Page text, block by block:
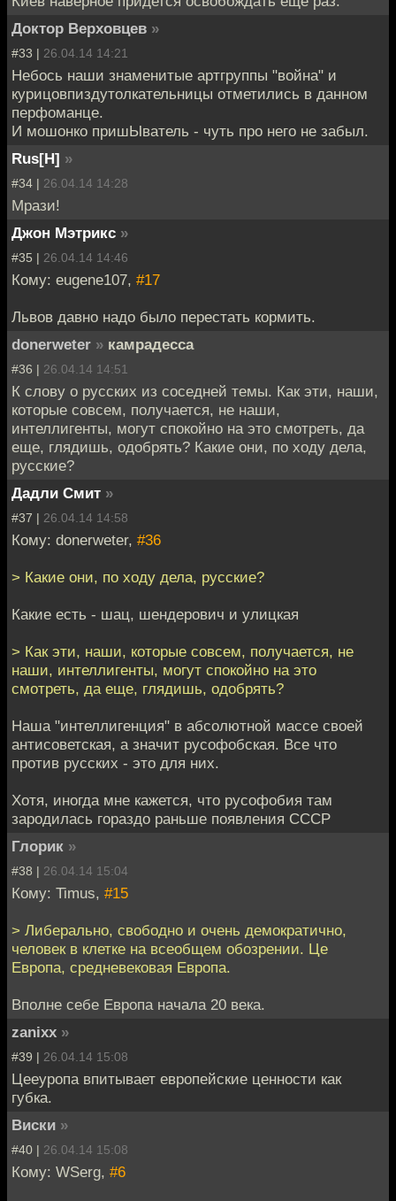
Доктор Верховцев »
#33 | 26.04.14 14:21
Небось наши знаменитые артгруппы "война" и
курицовпиздутолкательницы отметились в данном
перфоманце.
И мошонко пришЫватель - чуть про него не забыл.
Rus[H] »
#34 | 26.04.14 14:28
Мрази!
Джон Мэтрикс »
#35 | 26.04.14 14:46
Кому: eugene107, #17
Львов давно надо было перестать кормить.
donerweter » камрадесса
#36 | 26.04.14 14:51
К слову о русских из соседней темы. Как эти, наши,
которые совсем, получается, не наши,
интеллигенты, могут спокойно на это смотреть, да
еще, глядишь, одобрять? Какие они, по ходу дела,
русские?
Дадли Смит »
#37 | 26.04.14 14:58
Кому: donerweter, #36
> Какие они, по ходу дела, русские?
Какие есть - шац, шендерович и улицкая
> Как эти, наши, которые совсем, получается, не
наши, интеллигенты, могут спокойно на это
смотреть, да еще, глядишь, одобрять?
Наша "интеллигенция" в абсолютной массе своей
антисоветская, а значит русофобская. Все что
против русских - это для них.
Хотя, иногда мне кажется, что русофобия там
зародилась гораздо раньше появления СССР
Глорик »
#38 | 26.04.14 15:04
Кому: Timus, #15
> Либерально, свободно и очень демократично,
человек в клетке на всеобщем обозрении. Це
Европа, средневековая Европа.
Вполне себе Европа начала 20 века.
zanixx »
#39 | 26.04.14 15:08
Цееуропа впитывает европейские ценности как
губка.
Виски »
#40 | 26.04.14 15:08
Кому: WSerg, #6